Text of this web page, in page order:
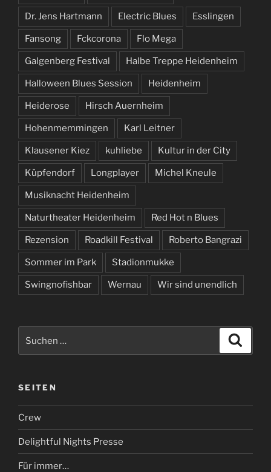
Dr. Jens Hartmann Electric Blues Esslingen
Fansong Fckcorona Flo Mega
Galgenberg Festival Halbe Treppe Heidenheim
Halloween Blues Session Heidenheim
Heiderose Hirsch Auernheim
Hohenmemmingen Karl Leitner
Klausener Kiez kuhliebe Kultur in der City
Küpfendorf Longplayer Michel Kneule
Musiknacht Heidenheim
Naturtheater Heidenheim Red Hot n Blues
Rezension Roadkill Festival Roberto Bangrazi
Sommer im Park Stadionmukke
Swingnofishbar Wernau Wir sind unendlich
SEITEN
Crew
Delightful Nights Presse
Für immer…